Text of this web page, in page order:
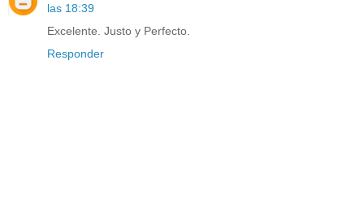
las 18:39
Excelente. Justo y Perfecto.
Responder